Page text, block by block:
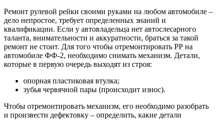
Ремонт рулевой рейки своими руками на любом автомобиле –
дело непростое, требует определенных знаний и
квалификации. Если у автовладельца нет автослесарного
таланта, внимательности и аккуратности, браться за такой
ремонт не стоит. Для того чтобы отремонтировать РР на
автомобиле ФФ-2, необходимо снимать механизм. Детали,
которые в первую очередь выходят из строя:
опорная пластиковая втулка;
зубья червячной пары (происходит износ).
Чтобы отремонтировать механизм, его необходимо разобрать
и произвести дефектовку – определить, какие детали